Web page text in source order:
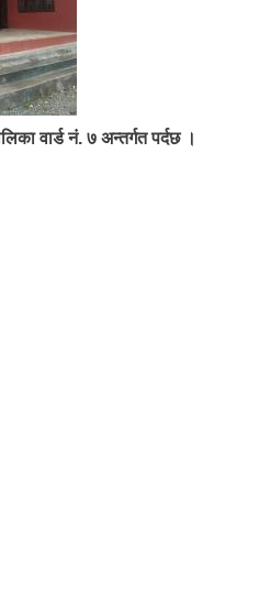
वार्ड नं. ७ अन्तर्गत पर्दछ ।